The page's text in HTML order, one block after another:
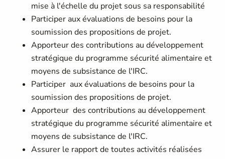
mise à l'échelle du projet sous sa responsabilité
Participer aux évaluations de besoins pour la
soumission des propositions de projet.
Apporteur des contributions au développement
stratégique du programme sécurité alimentaire et
moyens de subsistance de l'IRC.
Participer aux évaluations de besoins pour la
soumission des propositions de projet.
Apporteur des contributions au développement
stratégique du programme sécurité alimentaire et
moyens de subsistance de l'IRC.
Assurer le rapport de toutes activités réalisées